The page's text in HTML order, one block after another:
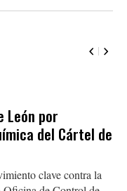
León por
del Cártel de
clave contra la